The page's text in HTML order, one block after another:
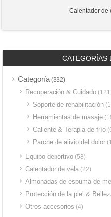
Calentador de
CATEGORÍAS
Categoría (332)
Recuperación & Cuidado (121)
Soporte de rehabilitación
Herramientas de masaje
Caliente & Terapia de frío
Parche de alivio del dolor
Equipo deportivo (58)
Calentador de vela (22)
Almohadas de espuma de
Protección de la piel &
Otros accesorios (4)